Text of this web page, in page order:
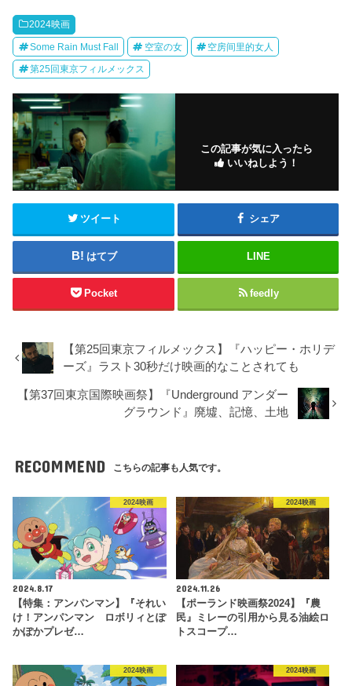
2024映画
Some Rain Must Fall 空室の女 空房间里的女人
第25回東京フィルメックス
この記事が気に入ったら
いいねしよう！
ツイート シェア
はてブ LINE
Pocket feedly
【第25回東京フィルメックス】『ハッピー・ホリデ
ーズ』ラスト30秒だけ映画的なことされても
【第37回東京国際映画祭】『Underground アンダー
グラウンド』廃墟、記憶、土地
RECOMMEND こちらの記事も人気です。
2024映画
2024.8.17
【特集：アンパンマン】『それい
け！アンパンマン ロボリィとぽ
かぽかプレゼ…
2024映画
2024.11.26
【ポーランド映画祭2024】『農
民』ミレーの引用から見る油絵ロ
トスコープ…
2024映画 2024映画